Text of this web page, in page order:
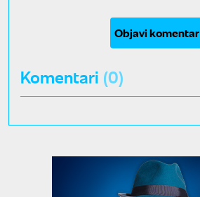
Objavi komentar
Komentari (0)